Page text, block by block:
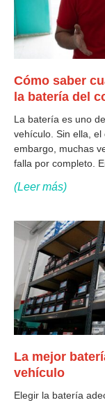
Cómo saber
la batería del
La batería es uno
vehículo. Sin ella,
embargo, muchas
falla por completo.
son
(Leer más)
La mejor
vehículo
Elegir la batería